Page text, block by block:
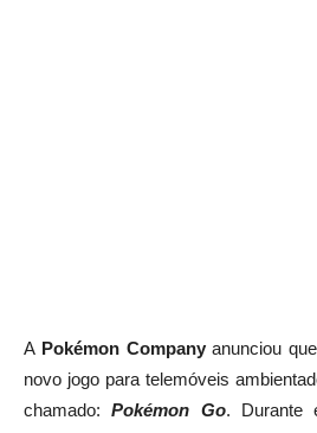
A Pokémon Companyanunciou
novo jogo para telemóveis
chamado:Pokémon Go. Durante